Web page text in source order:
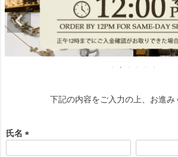
下記の内容をご入力の上、お進み
氏名